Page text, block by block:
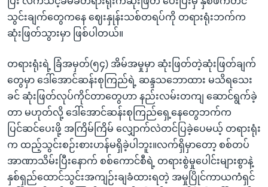
သွင်းချက်တွေကနေ ဈေးနှုန်းသစ်တရပ်ကို တရားရုံးဘက်က
ဆုံးဖြတ်သွားမှာ ဖြစ်ပါတယ်။
တရားရုံးရဲ့ ခြံအမှတ်(၅၄) အိမ်အမှုမှာ ဆုံးဖြတ်တဲ့ဆုံးဖြတ်ချက်
တွေမှာ ဒေါ်အောင်ဆန်းစုကြည်ရဲ့ ဆန္ဒသဘောထား မသိရသေး
ခင် ဆုံးဖြတ်လုပ်ကိုင်တာတွေဟာ နည်းလမ်းတကျ ဆောင်ရွက်ခဲ့
တာ မဟုတ်လို့ ဒေါ်အောင်ဆန်းစုကြည်ရှေ့နေတွေဘက်က
ပြင်ဆင်ပေးဖို့ အကြိမ်ကြိမ် လျှောက်လဲတင်ပြခဲ့ပေမယ့် တရားရုံး
က ထည့်သွင်းစဉ်းစားဟန်မရှိခဲ့ပါဘူး။လက်ရှိမှာတော့ စစ်တပ်
အာဏာသိမ်းပြီးနောက် စစ်ကောင်စီရဲ့ တရားစွဲမှုပေါင်းများစွာနဲ့
နှစ်ရှည်ထောင်သွင်းအကျဉ်းချခံထားရတဲ့ အမှုပြိုင်ကာယကံရှင်